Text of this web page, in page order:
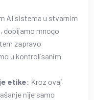
AI sistema u stvarnim
dobijamo mnogo
zapravo
u kontrolisanim
etike: Kroz ovaj
nije samo